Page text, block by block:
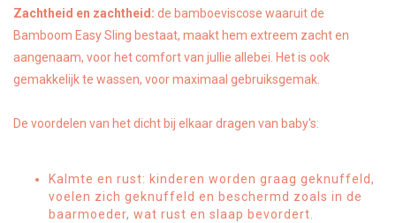
Zachtheid en zachtheid: de bamboeviscose waaruit de
Bamboom Easy Sling bestaat, maakt hem extreem zacht en
aangenaam, voor het comfort van jullie allebei. Het is ook
gemakkelijk te wassen, voor maximaal gebruiksgemak.
De voordelen van het dicht bij elkaar dragen van baby's:
Kalmte en rust: kinderen worden graag geknuffeld,
voelen zich geknuffeld en beschermd zoals in de
baarmoeder, wat rust en slaap bevordert.